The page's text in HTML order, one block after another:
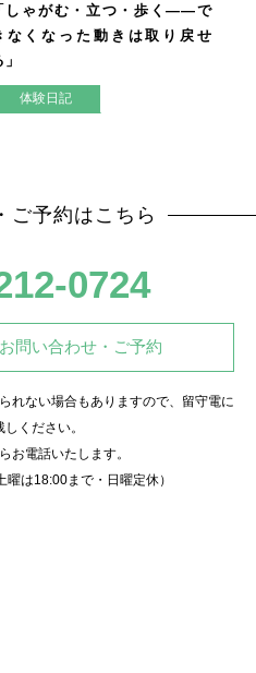
しゃがむ・立つ・歩く——で
なくなった動きは取り戻せ
体験日記
ご予約はこちら
0724
問い合わせ・ご予約
れない場合もありますので、留守電に
ください。
お電話いたします。
は18:00まで・日曜定休）